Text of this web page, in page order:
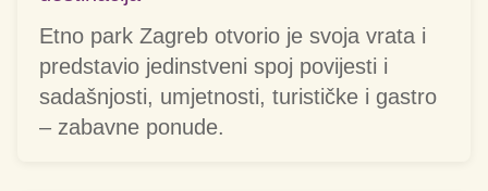
Etno park Zagreb otvorio je svoja vrata i
predstavio jedinstveni spoj povijesti i
sadašnjosti, umjetnosti, turističke i gastro
– zabavne ponude.